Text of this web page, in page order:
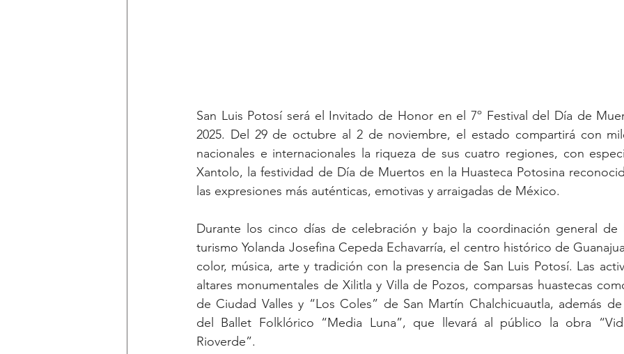
San Luis Potosí será el Invitado de Honor en el 7º Festival del Día de
2025. Del 29 de octubre al 2 de noviembre, el estado compartirá con
nacionales e internacionales la riqueza de sus cuatro regiones, con
Xantolo, la festividad de Día de Muertos en la Huasteca Potosina
las expresiones más auténticas, emotivas y arraigadas de México.
Durante los cinco días de celebración y bajo la coordinación general de
turismo Yolanda Josefina Cepeda Echavarría, el centro histórico de
color, música, arte y tradición con la presencia de San Luis Potosí. Las
altares monumentales de Xilitla y Villa de Pozos, comparsas huastecas
de Ciudad Valles y “Los Coles” de San Martín Chalchicuautla, además
del Ballet Folklórico “Media Luna”, que llevará al público la obra
Rioverde”.